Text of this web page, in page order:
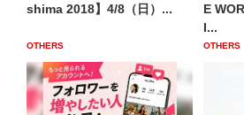
shima 2018】4/8（日）...
OTHERS
E
I...
OTHERS